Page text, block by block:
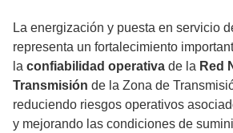
La energización y puesta en servicio
representa un fortalecimiento
la confiabilidad operativa de la Red
Transmisión de la Zona de
reduciendo riesgos operativos
y mejorando las condiciones de